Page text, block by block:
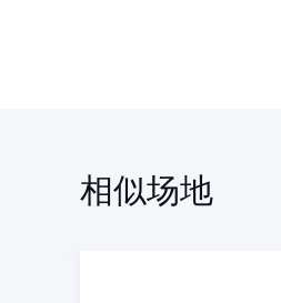
相似场地